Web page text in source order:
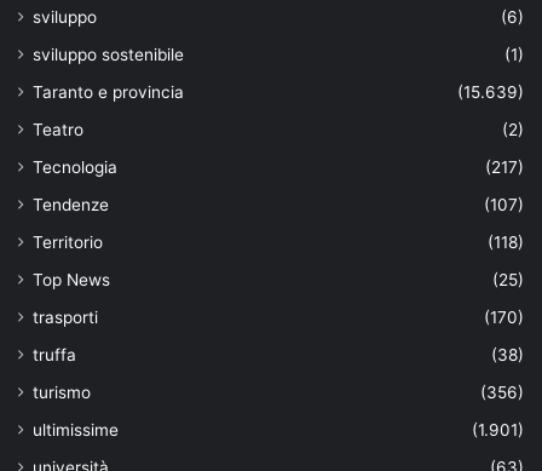
sviluppo
(6)
sviluppo sostenibile
(1)
Taranto e provincia
(15.639)
Teatro
(2)
Tecnologia
(217)
Tendenze
(107)
Territorio
(118)
Top News
(25)
trasporti
(170)
truffa
(38)
turismo
(356)
ultimissime
(1.901)